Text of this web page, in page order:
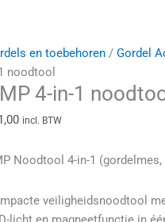
en toebehoren/ Gordel
noodtool
4-in-1
incl. BTW
Noodtool 4-in-1
veiligheidsnoodtool